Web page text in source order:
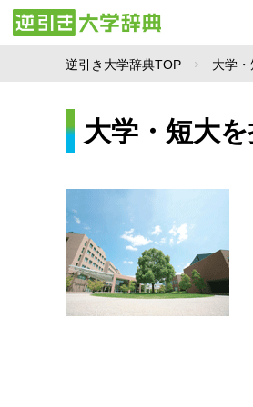
逆引き大学辞典TOP 大学
大学・短大